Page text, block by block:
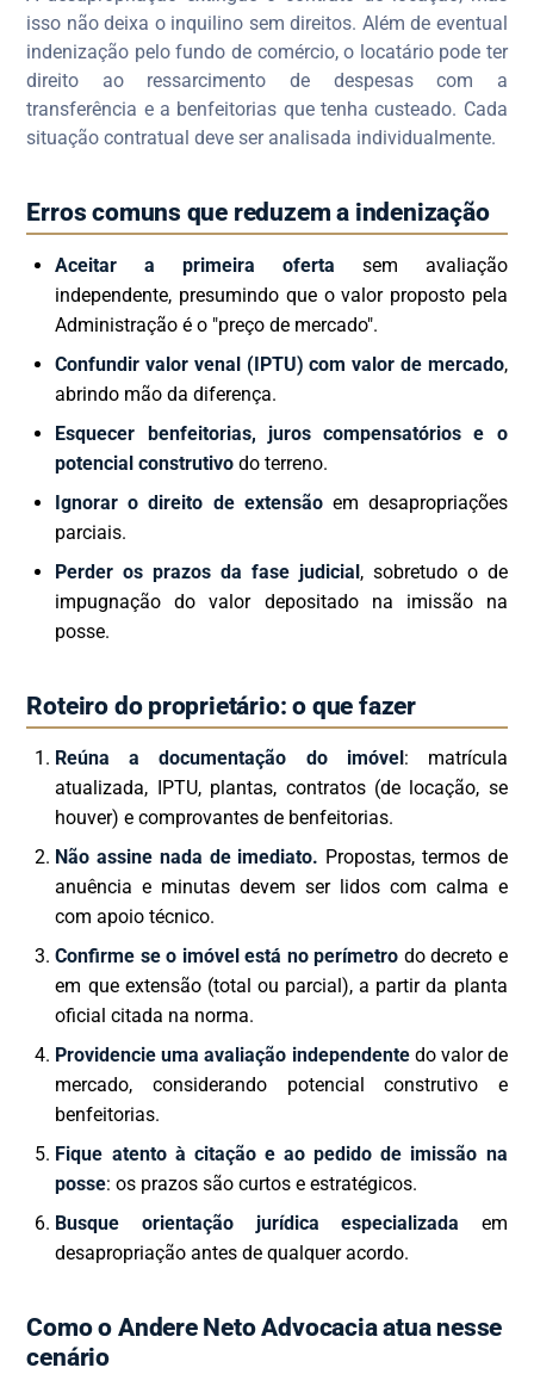
isso não deixa o inquilino sem direitos. Além de eventual
indenização pelo fundo de comércio, o locatário pode ter
direito ao ressarcimento de despesas com a
transferência e a benfeitorias que tenha custeado. Cada
situação contratual deve ser analisada individualmente.
Erros comuns que reduzem a indenização
Aceitar a primeira oferta sem avaliação
independente, presumindo que o valor proposto pela
Administração é o "preço de mercado".
Confundir valor venal (IPTU) com valor de mercado,
abrindo mão da diferença.
Esquecer benfeitorias, juros compensatórios e o
potencial construtivo do terreno.
Ignorar o direito de extensãoem desapropriações
parciais.
Perder os prazos da fase judicial, sobretudo o de
impugnação do valor depositado na imissão na
posse.
Roteiro do proprietário: o que fazer
Reúna a documentação do imóvel : matrícula
atualizada, IPTU, plantas, contratos (de locação, se
houver) e comprovantes de benfeitorias.
Não assine nada de imediato. Propostas, termos de
anuência e minutas devem ser lidos com calma e
com apoio técnico.
Confirme se o imóvel está no perímetro do decreto e
em que extensão (total ou parcial), a partir da planta
oficial citada na norma.
Providencie uma avaliação independentedo valor de
mercado, considerando potencial construtivo e
benfeitorias.
Fique atento à citação e ao pedido de imissão na
posse: os prazos são curtos e estratégicos.
Busque orientação jurídica especializada em
desapropriação antes de qualquer acordo.
Como o Andere Neto Advocacia atua nesse
cenário